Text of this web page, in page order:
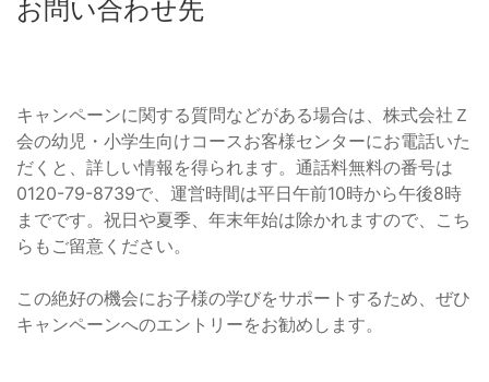
お問い合わせ先
キャンペーンに関する質問などがある場合は、株式会社Ｚ
会の幼児・小学生向けコースお客様センターにお電話いた
だくと、詳しい情報を得られます。通話料無料の番号は
0120-79-8739で、運営時間は平日午前10時から午後8時
までです。祝日や夏季、年末年始は除かれますので、こち
らもご留意ください。
この絶好の機会にお子様の学びをサポートするため、ぜひ
キャンペーンへのエントリーをお勧めします。